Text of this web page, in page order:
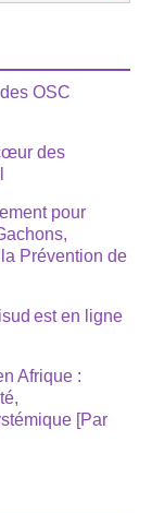
OSC
des
pour
Prévention de
est en ligne
Afrique :
[Par